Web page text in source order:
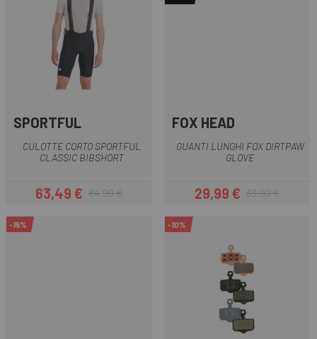
SPORTFUL
CULOTTE CORTO SPORTFUL
CLASSIC BIBSHORT
Prezzo
63,49 €Prezzo base
84,90 €
FOX HEAD
GUANTI LUNGHI FOX DIRTPAW
GLOVE
Prezzo
29,99 €Prezzo base
39,99 €
-15% -10%